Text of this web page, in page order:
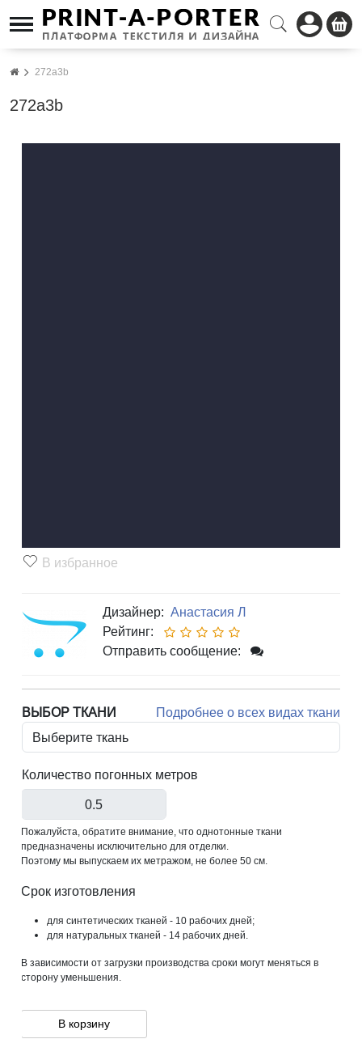
272a3b
272a3b
В избранное
Дизайнер: Анастасия Л
Рейтинг:
Отправить сообщение:
ВЫБОР ТКАНИ Подробнее о всех видах ткани
Количество погонных метров
Пожалуйста, обратите внимание, что однотонные ткани
предназначены исключительно для отделки.
Поэтому мы выпускаем их метражом, не более 50 см.
Срок изготовления
для синтетических тканей - 10 рабочих дней;
для натуральных тканей - 14 рабочих дней.
В зависимости от загрузки производства сроки могут меняться в
сторону уменьшения.
В корзину